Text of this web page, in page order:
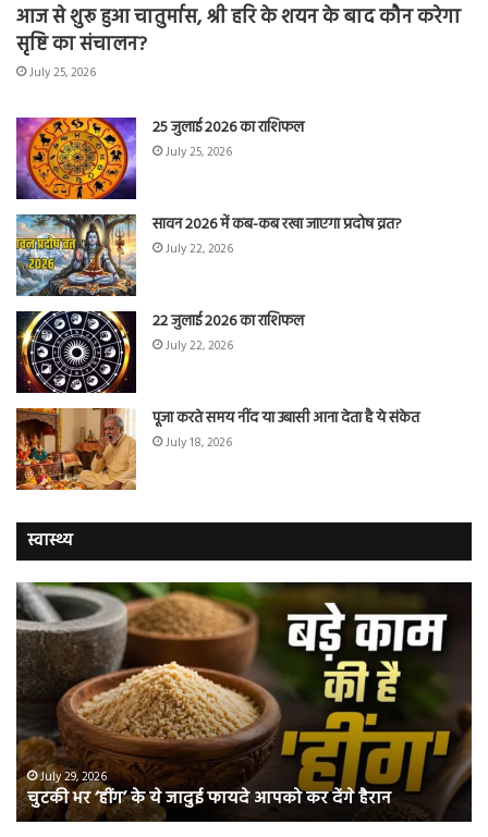
आज से शुरू हुआ चातुर्मास, श्री हरि के शयन के बाद कौन करेगा
सृष्टि का संचालन?
July 25, 2026
25 जुलाई 2026 का राशिफल
July 25, 2026
सावन 2026 में कब-कब रखा जाएगा प्रदोष व्रत?
July 22, 2026
22 जुलाई 2026 का राशिफल
July 22, 2026
पूजा करते समय नींद या उबासी आना देता है ये संकेत
July 18, 2026
स्वास्थ्य
चुटकी
भर
‘हींग’
के
ये
फायदे
आपको
कर
देंगे
हैरान
July 29, 2026
चुटकी भर ‘हींग’ के ये जादुई फायदे आपको कर देंगे हैरान
भी
हो
हैं